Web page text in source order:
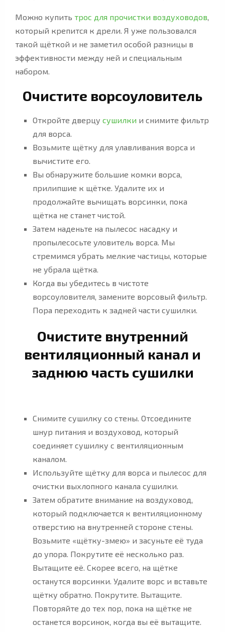
Можно купить трос для прочистки воздуховодов
который крепится к дрели. Я уже пользовался
такой щёткой и не заметил особой разницы в
эффективности между ней и специальным
набором.
Очистите ворсоуловитель
Откройте дверцу сушилки и снимите фильтр
для ворса.
Возьмите щётку для улавливания ворса и
вычистите его.
Вы обнаружите большие комки ворса,
прилипшие к щётке. Удалите их и
продолжайте вычищать ворсинки, пока
щётка не станет чистой.
Затем наденьте на пылесос насадку и
пропылесосьте уловитель ворса. Мы
стремимся убрать мелкие частицы, которые
не убрала щётка.
Когда вы убедитесь в чистоте
ворсоуловителя, замените ворсовый фильтр.
Пора переходить к задней части сушилки.
Очистите внутренний
вентиляционный канал и
заднюю часть сушилки
Снимите сушилку со стены. Отсоедините
шнур питания и воздуховод, который
соединяет сушилку с вентиляционным
каналом.
Используйте щётку для ворса и пылесос для
очистки выхлопного канала сушилки.
Затем обратите внимание на воздуховод,
который подключается к вентиляционному
отверстию на внутренней стороне стены.
Возьмите «щётку-змею» и засуньте её туда
до упора. Покрутите её несколько раз.
Вытащите её. Скорее всего, на щётке
останутся ворсинки. Удалите ворс и вставьте
щётку обратно. Покрутите. Вытащите.
Повторяйте до тех пор, пока на щётке не
останется ворсинок, когда вы её вытащите.